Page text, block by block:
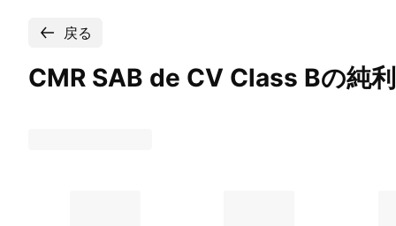
戻る
CMR SAB de CV Class Bの純